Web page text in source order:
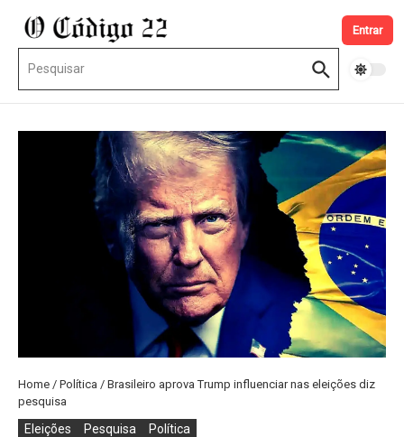
Entrar
Home / Política / Brasileiro aprova Trump influenciar nas eleições diz
pesquisa
Eleições Pesquisa Política